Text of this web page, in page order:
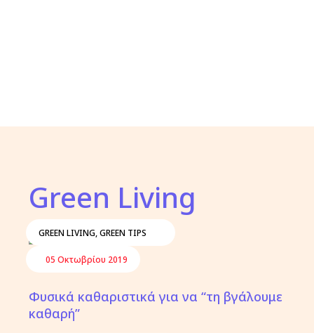
Green Living
GREEN LIVING,GREEN TIPS
05 Οκτωβρίου 2019
Φυσικά καθαριστικά για να “τη βγάλουμε
καθαρή”